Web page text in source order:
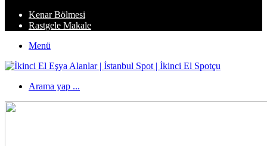
Kenar Bölmesi
Rastgele Makale
Menü
Arama yap ...